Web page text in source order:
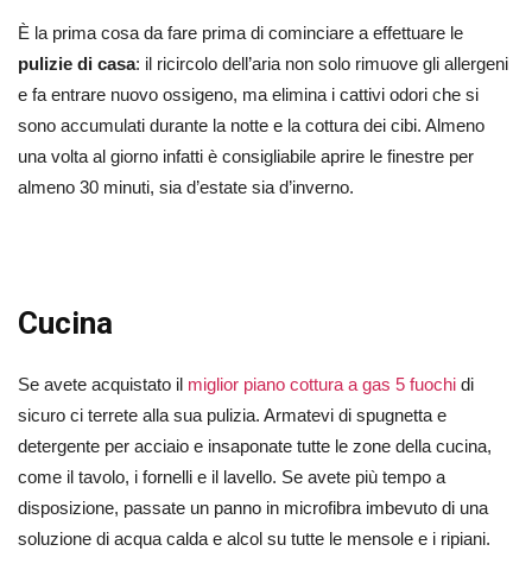
È la prima cosa da fare prima di cominciare a effettuare le
pulizie di casa: il ricircolo dell’aria non solo rimuove gli allergeni
e fa entrare nuovo ossigeno, ma elimina i cattivi odori che si
sono accumulati durante la notte e la cottura dei cibi. Almeno
una volta al giorno infatti è consigliabile aprire le finestre per
almeno 30 minuti, sia d’estate sia d’inverno.
Cucina
Se avete acquistato il miglior piano cottura a gas 5 fuochi di
sicuro ci terrete alla sua pulizia. Armatevi di spugnetta e
detergente per acciaio e insaponate tutte le zone della cucina,
come il tavolo, i fornelli e il lavello. Se avete più tempo a
disposizione, passate un panno in microfibra imbevuto di una
soluzione di acqua calda e alcol su tutte le mensole e i ripiani.